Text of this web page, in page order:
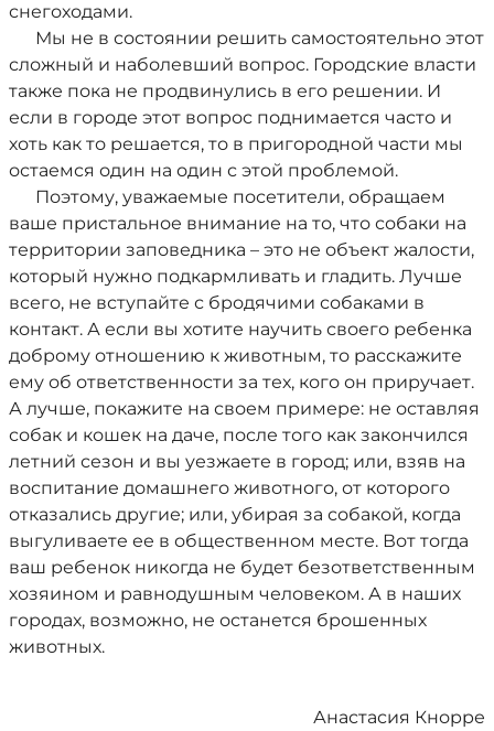
снегоходами.
Мы не в состоянии решить самостоятельно этот
сложный и наболевший вопрос. Городские власти
также пока не продвинулись в его решении. И
если в городе этот вопрос поднимается часто и
хоть как то решается, то в пригородной части мы
остаемся один на один с этой проблемой.
Поэтому, уважаемые посетители, обращаем
ваше пристальное внимание на то, что собаки на
территории заповедника – это не объект жалости,
который нужно подкармливать и гладить. Лучше
всего, не вступайте с бродячими собаками в
контакт. А если вы хотите научить своего ребенка
доброму отношению к животным, то расскажите
ему об ответственности за тех, кого он приручает.
А лучше, покажите на своем примере: не оставляя
собак и кошек на даче, после того как закончился
летний сезон и вы уезжаете в город; или, взяв на
воспитание домашнего животного, от которого
отказались другие; или, убирая за собакой, когда
выгуливаете ее в общественном месте. Вот тогда
ваш ребенок никогда не будет безответственным
хозяином и равнодушным человеком. А в наших
городах, возможно, не останется брошенных
животных.
Анастасия Кнорре